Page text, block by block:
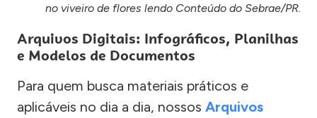
no viveiro de flores lendo Conteúdo do Sebrae/PR.
Arquivos Digitais: Infográficos, Planilhas
e Modelos de Documentos
Para quem busca materiais práticos e
aplicáveis no dia a dia, nossos Arquivos